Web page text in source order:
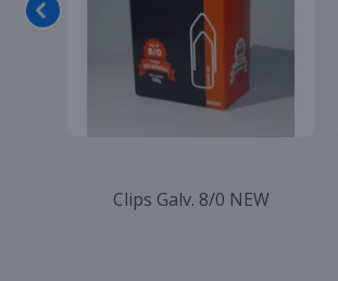
Clips Galv. 8/0 NEW